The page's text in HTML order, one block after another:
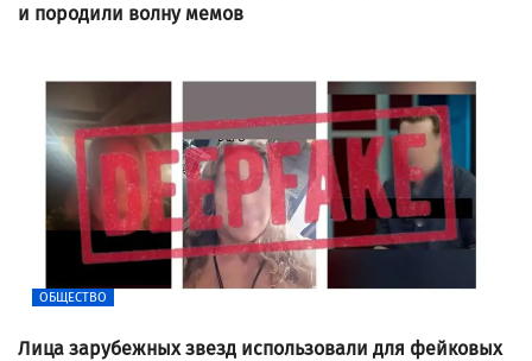
и породили волну мемов
ОБЩЕСТВО
Лица зарубежных звезд использовали для фейковых